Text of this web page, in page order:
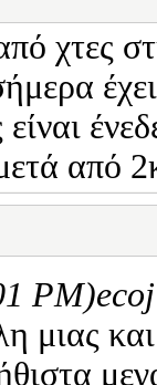
χτες
από
PM)
μιας